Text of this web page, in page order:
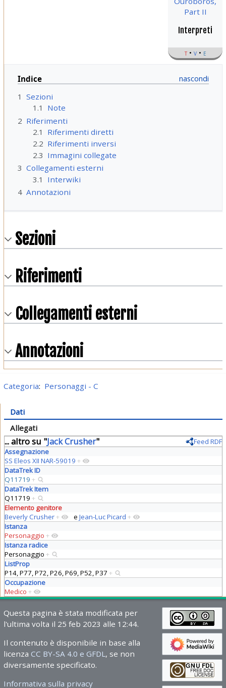
Part II
Interpreti
t v e
Indice
1 Sezioni
1.1
Note
2 Riferimenti
2.1
Riferimenti diretti
2.2 Riferimenti inversi
2.3 Immagini collegate
3 Collegamenti esterni
3.1
Interwiki
4 Annotazioni
Sezioni
Riferimenti
Collegamenti esterni
Annotazioni
Categoria: Personaggi - C
Dati
Allegati
... altro su "Jack Crusher"
Feed RDF
Assegnazione
SS Eleos XII NAR-59019 +
DataTrek ID
Q11719 +
DataTrek Item
Q11719 +
Elemento genitore
Beverly Crusher+ e Jean-Luc Picard +
Istanza
Personaggio +
Istanza radice
Personaggio +
ListProp
P14, P77, P72, P26, P69, P52, P37 +
Occupazione
Medico +
Questa pagina è stata modificata per
l'ultima volta il 25 feb 2023 alle 12:44.
Il contenuto è disponibile in base alla
licenza CC BY-SA 4.0 e GFDL , se non
diversamente specificato.
Informativa sulla privacy